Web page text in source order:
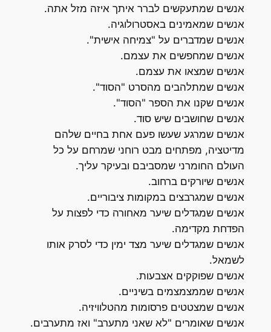
אנשים שמתעקשים לברר איתך איזה מזל אתה.
אנשים שמאמינים באסטרולוגיה.
אנשים שמדברים על "צמיחה אישית".
אנשים שמחפשים את עצמם.
אנשים שמצאו את עצמם.
אנשים שמתלהבים מהסרט "הסוד".
אנשים שקנו את הספר "הסוד".
אנשים שחושבים שיש סוד.
אנשים שמרגע שעשו פעם אחת בחיים שלהם
מדיטציה, מפתחים מבט רוחני שמרחם על כל
העולם החומרני שמסביבם ובעיקר עליך.
אנשים שיורקים ברחוב.
אנשים שמגרבצים במקומות ציבוריים.
אנשים שמגדלים שיער מאחורה כדי לפצות על
הפדחת מקדימה.
אנשים שמגדלים שיער מצד ימין כדי לסרק אותו
לשמאל.
אנשים שפוקקים אצבעות.
אנשים שממצמצמים בשיניים.
אנשים שמצטטים פרסומות מהטלוויזיה.
אנשים שאומרים "לא שאני מתערב" ואז מתערבים.